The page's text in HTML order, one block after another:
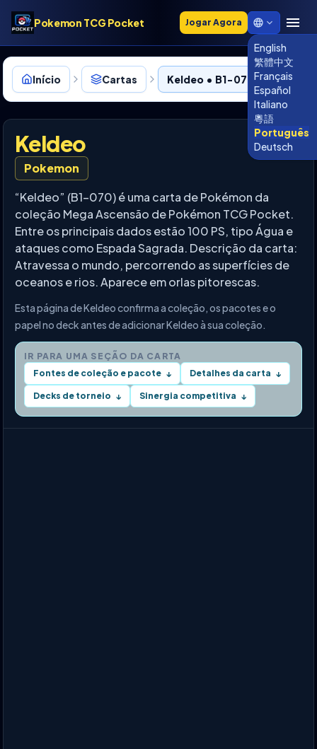
Pokemon TCG Pocket Jogar Agora
English
繁體中文
Français
Español
Italiano
粵語
Português
Deutsch
Início Cartas Keldeo • B1-070
Keldeo
Pokemon
“Keldeo” (B1-070) é uma carta de Pokémon da
coleção Mega Ascensão de Pokémon TCG Pocket.
Entre os principais dados estão 100 PS, tipo Água e
ataques como Espada Sagrada. Descrição da carta:
Atravessa o mundo, percorrendo as superfícies de
oceanos e rios. Aparece em orlas pitorescas.
Esta página de Keldeo confirma a coleção, os pacotes e o
papel no deck antes de adicionar Keldeo à sua coleção.
IR PARA UMA SEÇÃO DA CARTA
Fontes de coleção e pacote ↓ Detalhes da carta ↓
Decks de torneio ↓ Sinergia competitiva ↓